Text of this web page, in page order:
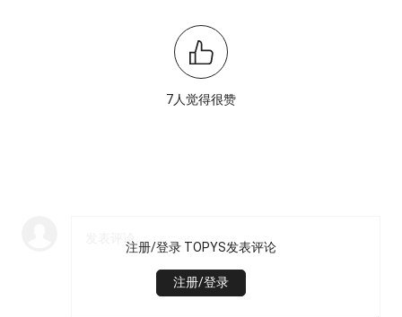
7人觉得很赞
注册/登录 TOPYS发表评论
注册/登录